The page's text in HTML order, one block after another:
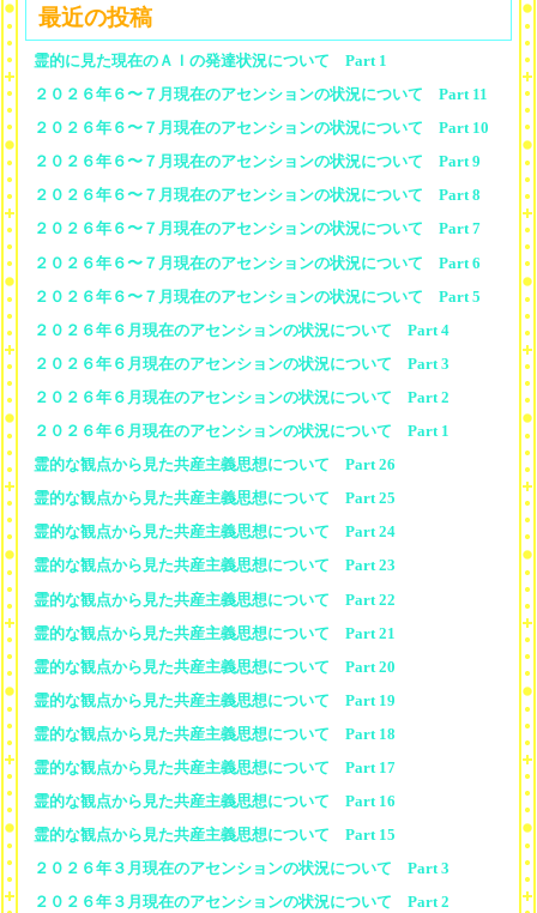
最近の投稿
霊的に見た現在のＡＩの発達状況について Part 1
２０２６年６〜７月現在のアセンションの状況について Part 11
２０２６年６〜７月現在のアセンションの状況について Part 10
２０２６年６〜７月現在のアセンションの状況について Part 9
２０２６年６〜７月現在のアセンションの状況について Part 8
２０２６年６〜７月現在のアセンションの状況について Part 7
２０２６年６〜７月現在のアセンションの状況について Part 6
２０２６年６〜７月現在のアセンションの状況について Part 5
２０２６年６月現在のアセンションの状況について Part 4
２０２６年６月現在のアセンションの状況について Part 3
２０２６年６月現在のアセンションの状況について Part 2
２０２６年６月現在のアセンションの状況について Part 1
霊的な観点から見た共産主義思想について Part 26
霊的な観点から見た共産主義思想について Part 25
霊的な観点から見た共産主義思想について Part 24
霊的な観点から見た共産主義思想について Part 23
霊的な観点から見た共産主義思想について Part 22
霊的な観点から見た共産主義思想について Part 21
霊的な観点から見た共産主義思想について Part 20
霊的な観点から見た共産主義思想について Part 19
霊的な観点から見た共産主義思想について Part 18
霊的な観点から見た共産主義思想について Part 17
霊的な観点から見た共産主義思想について Part 16
霊的な観点から見た共産主義思想について Part 15
２０２６年３月現在のアセンションの状況について Part 3
２０２６年３月現在のアセンションの状況について Part 2